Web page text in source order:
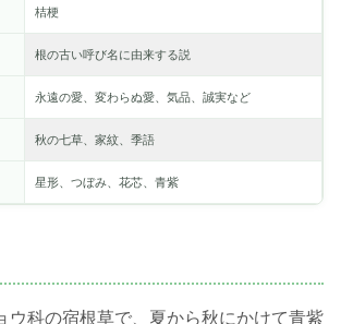
桔梗
根の古い呼び名に由来する説
永遠の愛、変わらぬ愛、気品、誠実など
秋の七草、家紋、季語
星形、つぼみ、花芯、青紫
ウ科の宿根草で、夏から秋にかけて青紫